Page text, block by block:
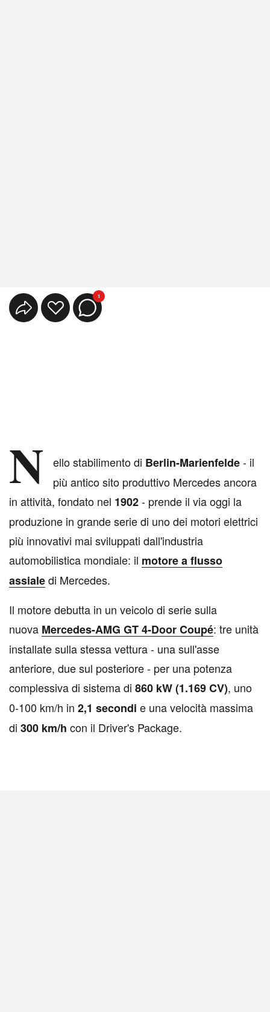
1
N ello stabilimento di Berlin-Marienfelde- il
più antico sito produttivo Mercedes ancora
in attività, fondato nel 1902- prende il via oggi la
produzione in grande serie di uno dei motori elettrici
più innovativi mai sviluppati dall'industria
automobilistica mondiale: il motore a flusso
assialedi Mercedes.
Il motore debutta in un veicolo di serie sulla
nuova Mercedes-AMG GT 4-Door Coupé: tre unità
installate sulla stessa vettura - una sull'asse
anteriore, due sul posteriore - per una potenza
complessiva di sistema di 860 kW (1.169 CV), uno
0-100 km/h in 2,1 secondi e una velocità massima
di 300 km/h con il Driver's Package.